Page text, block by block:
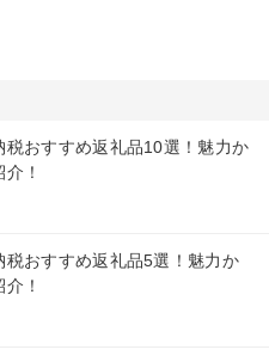
税おすすめ返礼品10選！魅力か
！
税おすすめ返礼品5選！魅力か
！